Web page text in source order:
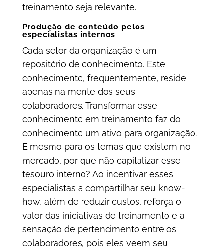
treinamento seja relevante.
Produção de conteúdo pelos
especialistas internos
Cada setor da organização é um
repositório de conhecimento. Este
conhecimento, frequentemente, reside
apenas na mente dos seus
colaboradores. Transformar esse
conhecimento em treinamento faz do
conhecimento um ativo para organização.
E mesmo para os temas que existem no
mercado, por que não capitalizar esse
tesouro interno? Ao incentivar esses
especialistas a compartilhar seu know-
how, além de reduzir custos, reforça o
valor das iniciativas de treinamento e a
sensação de pertencimento entre os
colaboradores, pois eles veem seu